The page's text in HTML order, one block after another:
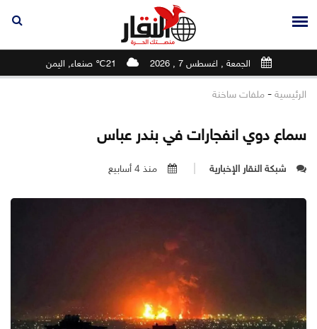
الجمعة , اغسطس 7 , 2026 21℃ صنعاء, اليمن
الرئيسية - ملفات ساخنة
سماع دوي انفجارات في بندر عباس
شبكة النقار الإخبارية منذ 4 أسابيع